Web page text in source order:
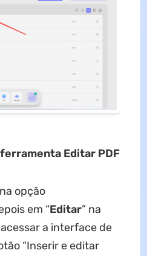
Editar PDF
opção
em “Editar” na
acessar a interface de
“Inserir e editar